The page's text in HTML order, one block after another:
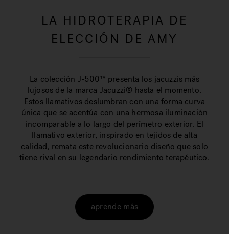
LA HIDROTERAPIA DE
ELECCIÓN DE AMY
La colección J-500™ presenta los jacuzzis más
lujosos de la marca Jacuzzi® hasta el momento.
Estos llamativos deslumbran con una forma curva
única que se acentúa con una hermosa iluminación
incomparable a lo largo del perímetro exterior. El
llamativo exterior, inspirado en tejidos de alta
calidad, remata este revolucionario diseño que solo
tiene rival en su legendario rendimiento terapéutico.
aprende más